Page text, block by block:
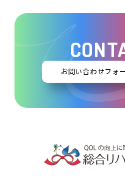
お問い合わせフォ